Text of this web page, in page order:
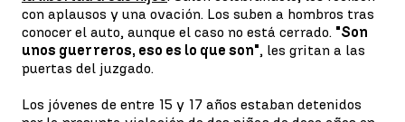
con aplausos y una ovación. Los suben a hombros tras
conocer el auto, aunque el caso no está cerrado. "Son
unos guerreros, eso es lo que son", les gritan a las
puertas del juzgado.
Los jóvenes de entre 15 y 17 años estaban detenidos